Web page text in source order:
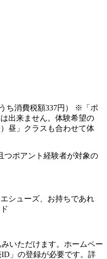
ち消費税額337円）
※「ポ
出来ません。体験希望の
昼」クラスも合わせて体
ポアント経験者が対象の
シューズ、お持ちであれ
いただけます。ホームペー
」の登録が必要です。詳